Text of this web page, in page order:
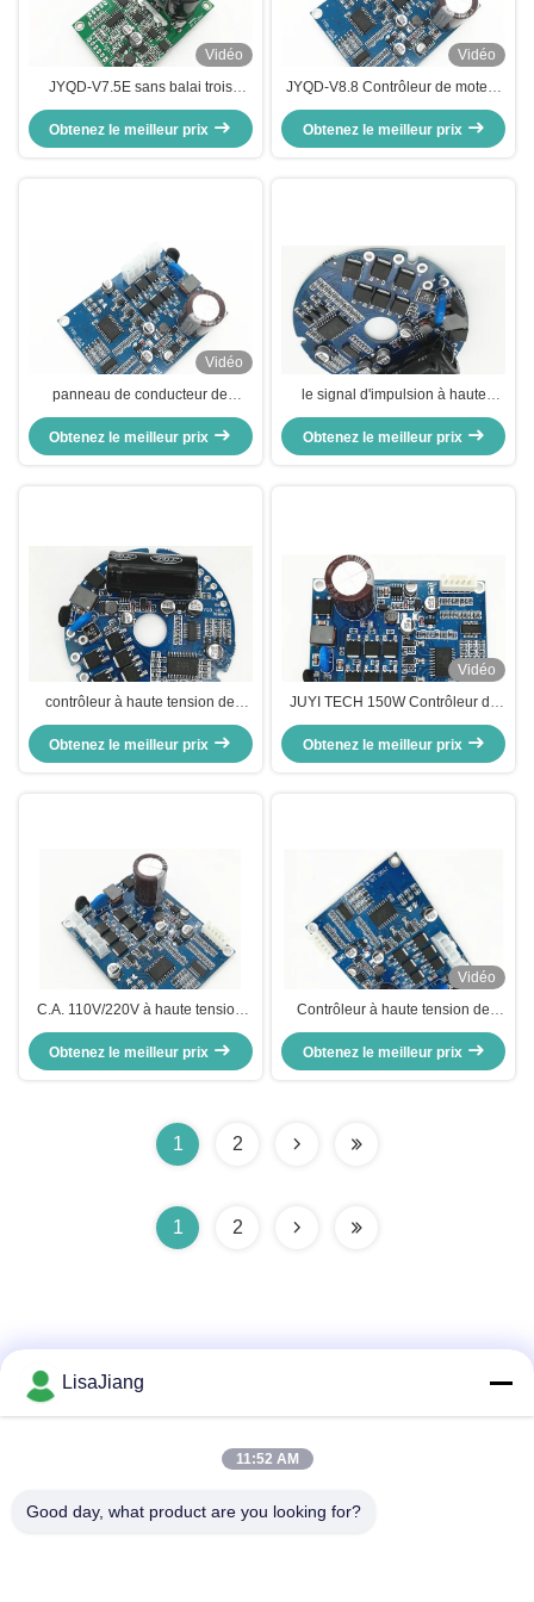
Vidéo
JYQD-V7.5E sans balai trois
phases DC capteur contrôleur du
conducteur du moteur régulateur
PWM 36-72V
Obtenez le meilleur prix
Vidéo
JYQD-V8.8 Contrôleur de moteur
DC sans capteur sans pinceau, 3
phases Bldc
Obtenez le meilleur prix
Vidéo
panneau de conducteur de
moteur pas à pas d'entrée à C.A.
de 110V/220V, tableau de
commande sans brosse à haute
Obtenez le meilleur prix
le signal d'impulsion à haute
tension de vitesse de contrôleur
de moteur de 0.5A BLDC a produit
-20 - 85℃
Obtenez le meilleur prix
contrôleur à haute tension de
moteur de 110V BLDC, contrôleur
sans brosse rond de C.C 150W
Obtenez le meilleur prix
Vidéo
JUYI TECH 150W Contrôleur de
moteur BLDC sans capteur haute
tension PWM Fréquence 1-20KHZ
Cycle de fonctionnement 0-100%
Obtenez le meilleur prix
C.A. 110V/220V à haute tension
de contrôleur de moteur de JUYI
BLDC a entré 77*60*28mm
Obtenez le meilleur prix
Vidéo
Contrôleur à haute tension de
moteur de JYQD-V8.8D BLDC
pour le ventilateur axial sans
brosse
Obtenez le meilleur prix
1 2
1 2
No. 1, ruelle 1199, route yunping, secteur jiading, Changhaï,
LisaJiang
11:52 AM
Good day, what product are you looking for?